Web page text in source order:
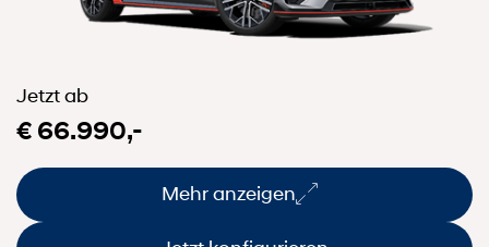
Jetzt ab
€ 66.990,-
Mehr anzeigen